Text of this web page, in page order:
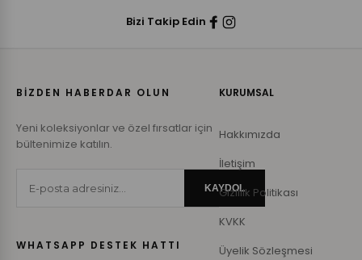
Bizi Takip Edin
BİZDEN HABERDAR OLUN
Yeni koleksiyonlar ve özel fırsatlar için
bültenimize katılın.
KAYDOL
WHATSAPP DESTEK HATTI
KURUMSAL
Hakkımızda
İletişim
Gizlilik Politikası
KVKK
Üyelik Sözleşmesi